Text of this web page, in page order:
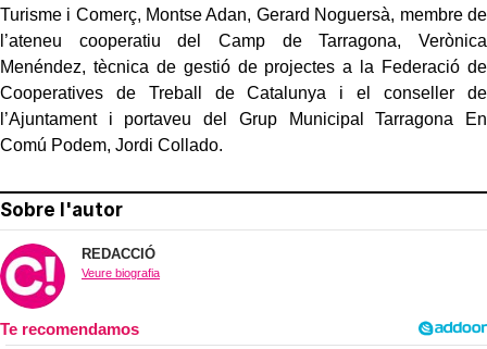
Turisme i Comerç, Montse Adan, Gerard Noguersà, membre de
l’ateneu cooperatiu del Camp de Tarragona, Verònica
Menéndez, tècnica de gestió de projectes a la Federació de
Cooperatives de Treball de Catalunya i el conseller de
l’Ajuntament i portaveu del Grup Municipal Tarragona En
Comú Podem, Jordi Collado.
Sobre l'autor
REDACCIÓ
Veure biografia